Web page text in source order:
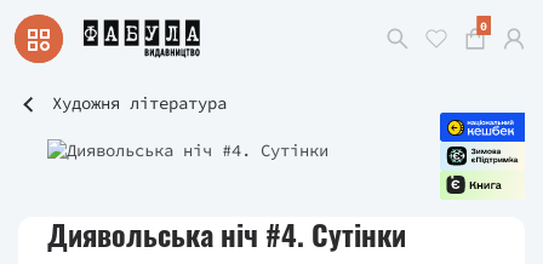
0
Художня література
Диявольська ніч #4. Сутінки